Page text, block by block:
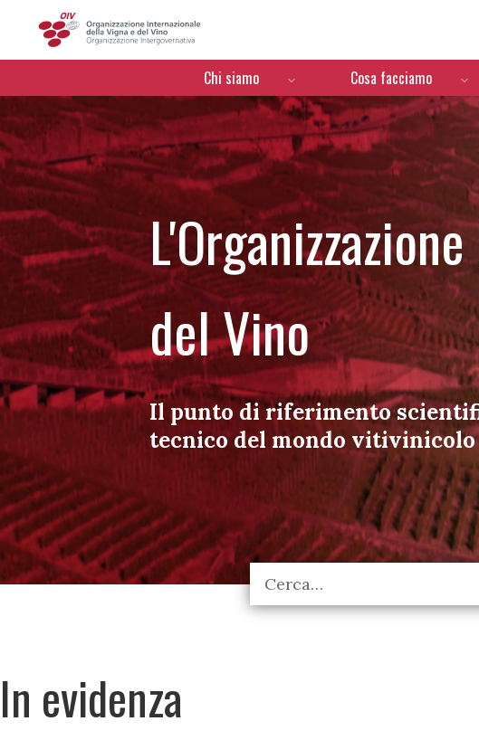
Menú de navegación
Chi siamo Cosa facciamo
del Vino
Il punto di riferimento
tecnico del mondo vitivinicolo
In evidenza